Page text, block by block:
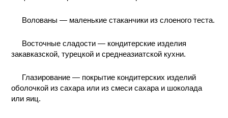
Волованы — маленькие стаканчики из слоеного теста.
Восточные сладости — кондитерские изделия
закавказской, турецкой и среднеазиатской кухни.
Глазирование — покрытие кондитерских изделий
оболочкой из сахара или из смеси сахара и шоколада
или яиц.